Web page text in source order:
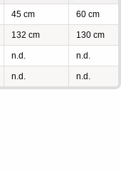
45 cm 60 cm
132 cm 130 cm
n.d. n.d.
n.d. n.d.